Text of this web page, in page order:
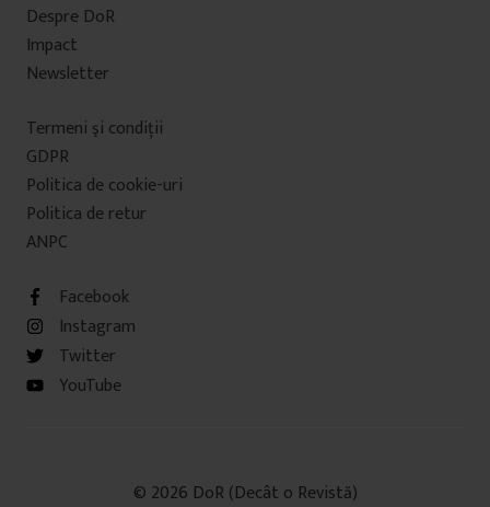
Despre DoR
Impact
Newsletter
Termeni şi condiţii
GDPR
Politica de cookie-uri
Politica de retur
ANPC
Facebook
Instagram
Twitter
YouTube
© 2026 DoR (Decât o Revistă)